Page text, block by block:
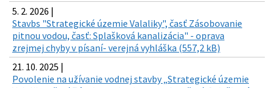
5. 2. 2026 |
Stavbs "Strategické územie Valaliky", časť Zásobovanie
pitnou vodou, časť: Splašková kanalizácia" - oprava
zrejmej chyby v písaní- verejná vyhláška (557,2 kB)
21. 10. 2025 |
Povolenie na užívanie vodnej stavby „Strategické územie